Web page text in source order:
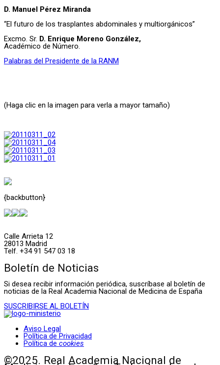
D. Manuel Pérez Miranda
“El futuro de los trasplantes abdominales y multiorgánicos”
Excmo. Sr. D. Enrique Moreno González,
Académico de Número.
Palabras del Presidente de la RANM
(Haga clic en la imagen para verla a mayor tamaño)
{backbutton}
Calle Arrieta 12
28013 Madrid
Telf. +34 91 547 03 18
Boletín de Noticias
Si desea recibir información periódica, suscríbase al boletín de
noticias de la Real Academia Nacional de Medicina de España
SUSCRIBIRSE AL BOLETÍN
Aviso Legal
Política de Privacidad
Política de cookies
©2025. Real Academia Nacional de